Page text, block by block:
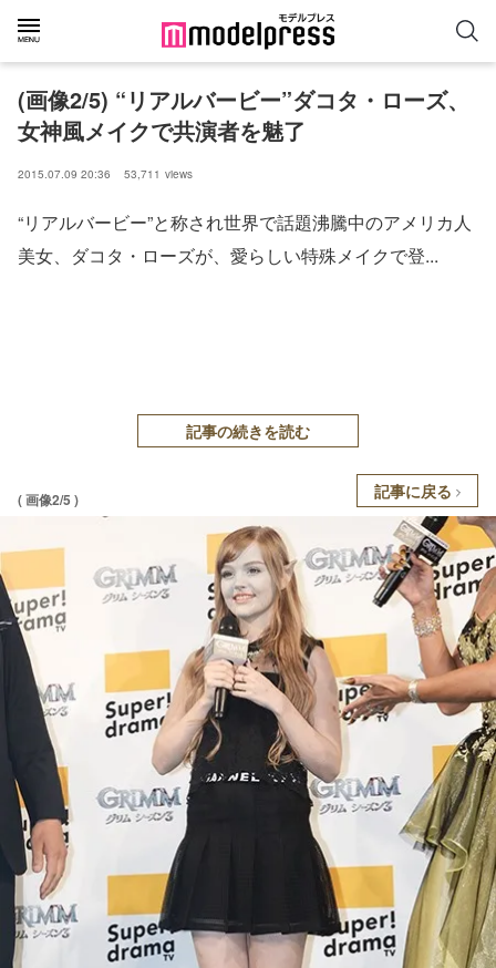
(画像2/5) “リアルバービー”ダコタ・ローズ、
女神風メイクで共演者を魅了
2015.07.09 20:36 53,711 views
“リアルバービー”と称され世界で話題沸騰中のアメリカ人
美女、ダコタ・ローズが、愛らしい特殊メイクで登...
記事の続きを読む
( 画像2/5 ) 記事に戻る